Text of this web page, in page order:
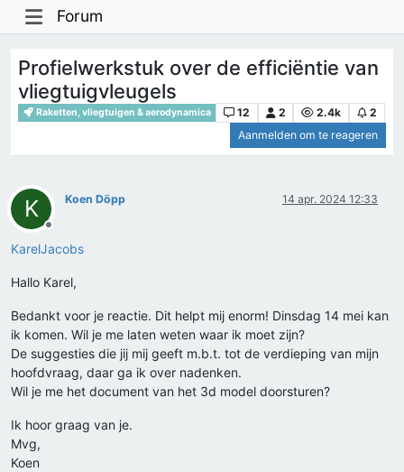
Forum
Profielwerkstuk over de efficiëntie van
vliegtuigvleugels
Raketten, vliegtuigen & aerodynamica 12 2 2.4k
2
Aanmelden om te reageren
K
Offline
Koen Döpp 14 apr. 2024 12:33
KarelJacobs
Hallo Karel,
Bedankt voor je reactie. Dit helpt mij enorm! Dinsdag 14 mei kan
ik komen. Wil je me laten weten waar ik moet zijn?
De suggesties die jij mij geeft m.b.t. tot de verdieping van mijn
hoofdvraag, daar ga ik over nadenken.
Wil je me het document van het 3d model doorsturen?
Ik hoor graag van je.
Mvg,
Koen